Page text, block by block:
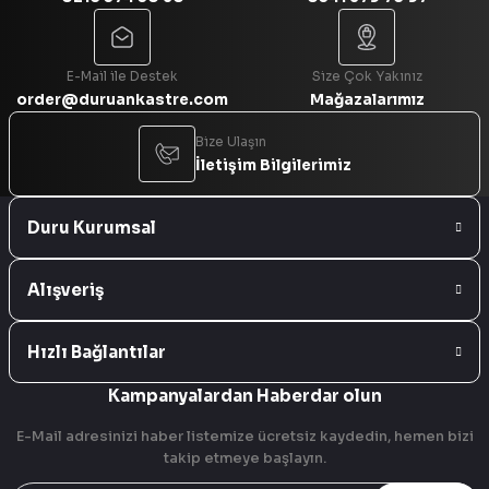
E-Mail ile Destek
order@duruankastre.com
Size Çok Yakınız
Mağazalarımız
Bize Ulaşın
İletişim Bilgilerimiz
Duru Kurumsal
Alışveriş
Hızlı Bağlantılar
Kampanyalardan Haberdar olun
E-Mail adresinizi haber listemize ücretsiz kaydedin, hemen bizi
takip etmeye başlayın.